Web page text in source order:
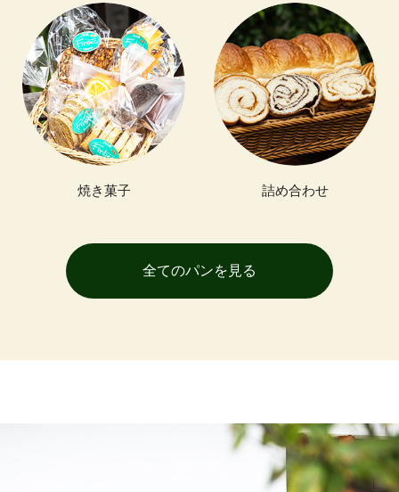
焼き菓子 詰め合わせ
全てのパンを見る